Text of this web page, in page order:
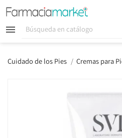
 
Cuidado de los Pies Cremas para